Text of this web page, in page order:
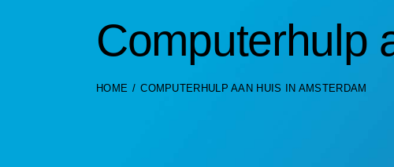
Computerhulp
HOME COMPUTERHULP AAN HUIS IN AMSTERDAM